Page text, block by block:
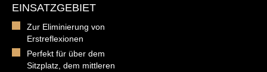
EINSATZGEBIET
Zur Eliminierung von
Erstreflexionen
Perfekt für über dem
Sitzplatz, dem mittleren